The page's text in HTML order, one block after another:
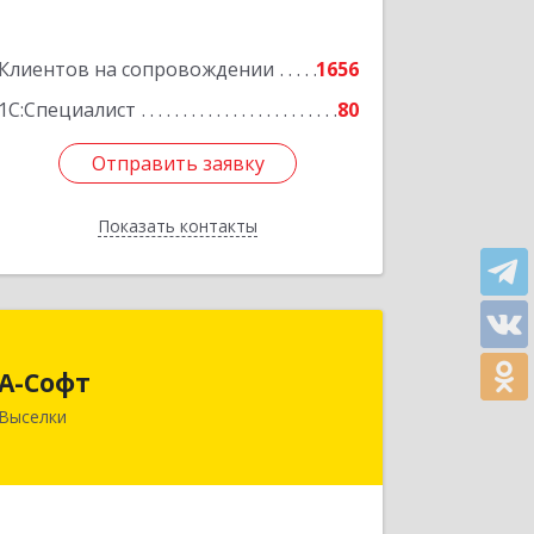
Клиентов на сопровождении
1656
1С:Специалист
80
Отправить заявку
Показать контакты
Отправить заявку
Назад
Софт
Выселки
Выселковский район, Выселки ст-ца,